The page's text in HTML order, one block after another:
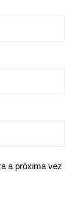
a próxima vez